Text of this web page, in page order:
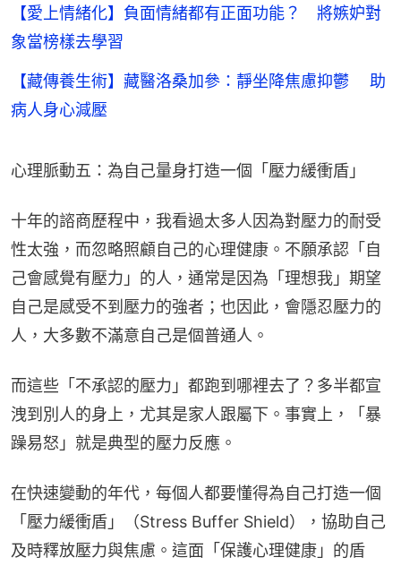
【愛上情緒化】負面情緒都有正面功能？ 將嫉妒對
象當榜樣去學習
【藏傳養生術】藏醫洛桑加參：靜坐降焦慮抑鬱 助
病人身心減壓
心理脈動五：為自己量身打造一個「壓力緩衝盾」
十年的諮商歷程中，我看過太多人因為對壓力的耐受
性太強，而忽略照顧自己的心理健康。不願承認「自
己會感覺有壓力」的人，通常是因為「理想我」期望
自己是感受不到壓力的強者；也因此，會隱忍壓力的
人，大多數不滿意自己是個普通人。
而這些「不承認的壓力」都跑到哪裡去了？多半都宣
洩到別人的身上，尤其是家人跟屬下。事實上，「暴
躁易怒」就是典型的壓力反應。
在快速變動的年代，每個人都要懂得為自己打造一個
「壓力緩衝盾」（Stress Buffer Shield），協助自己
及時釋放壓力與焦慮。這面「保護心理健康」的盾